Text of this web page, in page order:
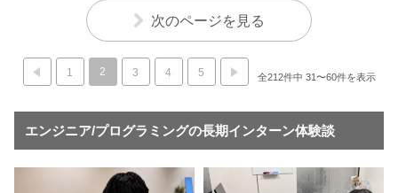
次のページを見る
1 2 3 4 5 全212件中 31〜60件を表示
エンジニア/プログラミングの長期インターン体験談